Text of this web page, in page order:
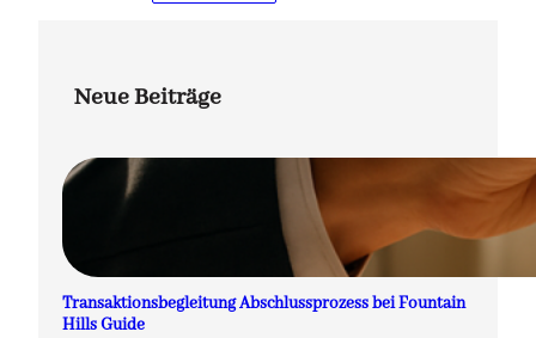
Neue Beiträge
Transaktionsbegleitung Abschlussprozess bei Fountain
Hills Guide